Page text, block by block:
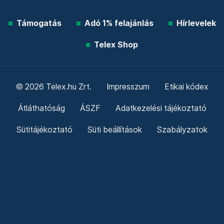
Támogatás Adó 1% felajánlás Hírlevelek
Telex Shop
© 2026 Telex.hu Zrt. Impresszum Etikai kódex
Átláthatóság ÁSZF Adatkezelési tájékoztató
Sütitájékoztató Süti beállítások Szabályzatok